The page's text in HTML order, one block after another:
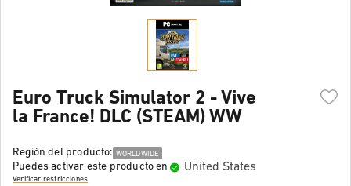
Euro Truck Simulator 2 - Vive
la France! DLC (STEAM) WW
Región del producto: WORLDWIDE
Puedes activar este producto en United States
Verificar restricciones